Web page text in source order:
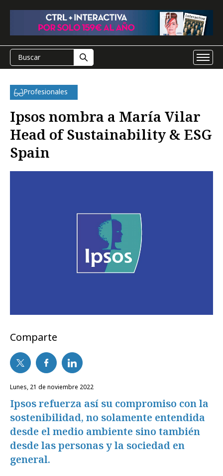
Profesionales
Ipsos nombra a María Vilar
Head of Sustainability & ESG
Spain
Comparte
lunes, 21 de noviembre 2022
Ipsos refuerza así su compromiso con la
sostenibilidad, no solamente entendida
desde el medio ambiente sino también
desde las personas y la sociedad en
general.